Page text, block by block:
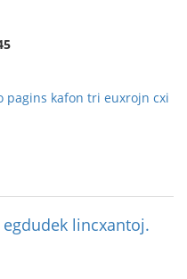
pagins kafon tri euxrojn cxi
lincxantoj.